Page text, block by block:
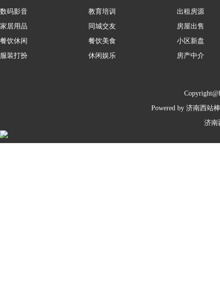
数码影音
家居用品
餐饮休闲
服装打扮
教育培训
同城交友
餐饮美食
休闲娱乐
出租房源
房屋出售
小区新盘
房产中介
Copyright@
Powered by 济南西站
济南